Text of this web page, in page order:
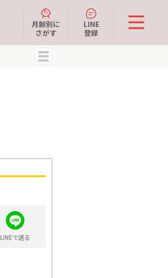
月齢別に
さがす
LINE
登録
LINEで送る